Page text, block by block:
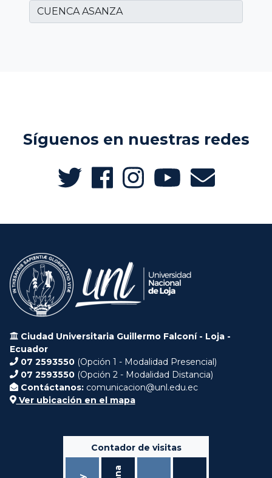
Síguenos en nuestras redes
Ciudad Universitaria Guillermo Falconí - Loja -
Ecuador
07 2593550 (Opción 1 - Modalidad Presencial)
07 2593550 (Opción 2 - Modalidad Distancia)
Contáctanos: comunicacion@unl.edu.ec
Ver ubicación en el mapa
Contador de visitas